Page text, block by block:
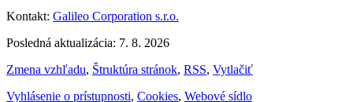
Kontakt: Galileo Corporation s.r.o.
Posledná aktualizácia: 7. 8. 2026
Zmena vzhľadu, Štruktúra stránok, RSS, Vytlačiť
Vyhlásenie o prístupnosti, Cookies, Webové sídlo